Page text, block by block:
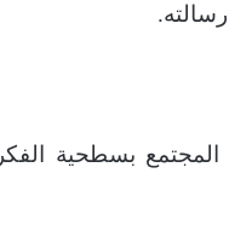
بسطحية الفكر